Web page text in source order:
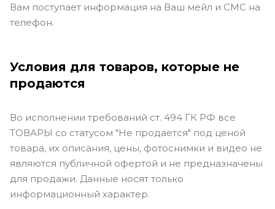
Вам поступает информация на Ваш мейл и СМС на
телефон.
Условия для товаров, которые не
продаются
Во исполнении требований ст. 494 ГК РФ все
ТОВАРЫ со статусом "Не продается" под ценой
товара, их описания, цены, фотоснимки и видео не
являются публичной офертой и не предназначены
для продажи. Данные носят только
информационный характер.